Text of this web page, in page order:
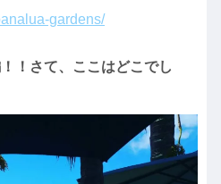
gardens/
！さて、ここはどこでし